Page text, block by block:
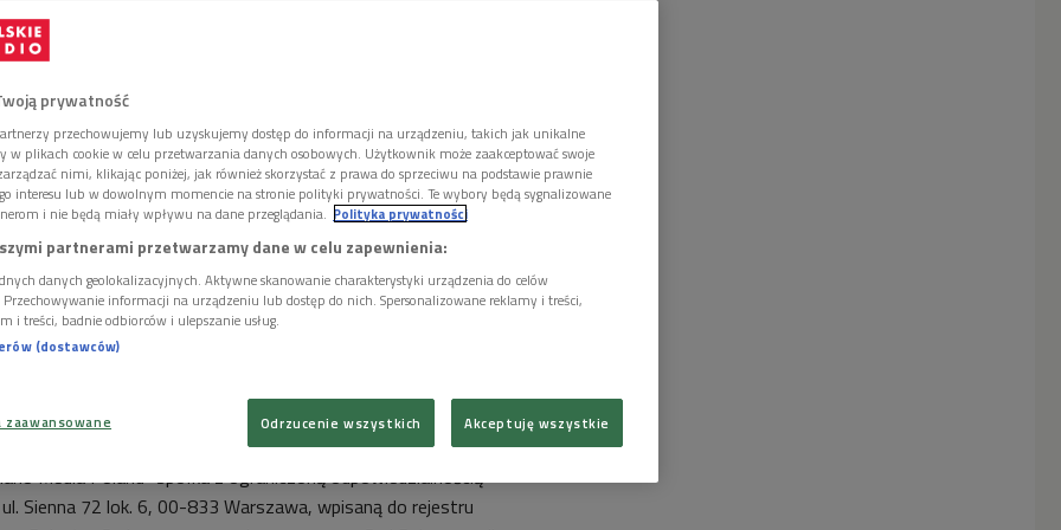
regulamin określa zasady korzystania z serwisu
w domenie pianomedia.pl przez "Piano Media Poland" sp. z o.o.
Sienna 72 lok. 6, 00-833 Warszawa, wpisaną do rejestru
Rejestru Sądowego prowadzonego przez Sąd Rejonowy dla m.st.
Rejestrowy pod numerem KRS 0000418770, REGON:
63-75, kapitał zakładowy: 5000,00 PLN oraz zasady korzystania z
elektroniczną w ww. serwisu z wykorzystaniem systemu (projekt
pojęcia mają następujące brzmienie (przy czym odniesienia do wyrażeń
także wyrażeń w liczbie mnogiej i odwrotnie):
Media Poland" spółka z ograniczoną odpowiedzialnością
Sienna 72 lok. 6, 00-833 Warszawa, wpisaną do rejestru
prywatność
przechowujemy lub uzyskujemy dostęp do informacji na urządzeniu, takich jak unikalne
w plikach cookie w celu przetwarzania danych osobowych. Użytkownik może zaakceptować swoje
nimi, klikając poniżej, jak również skorzystać z prawa do sprzeciwu na podstawie prawnie
interesu lub w dowolnym momencie na stronie polityki prywatności. Te wybory będą sygnalizowane
i nie będą miały wpływu na dane przeglądania. Polityka prywatności
partnerami przetwarzamy dane w celu zapewnienia:
danych geolokalizacyjnych. Aktywne skanowanie charakterystyki urządzenia do celów
informacji na urządzeniu lub dostęp do nich. Spersonalizowane reklamy i treści,
i treści, badnie odbiorców i ulepszanie usług.
(dostawców)
Odrzucenie wszystkich Akceptuję wszystkie